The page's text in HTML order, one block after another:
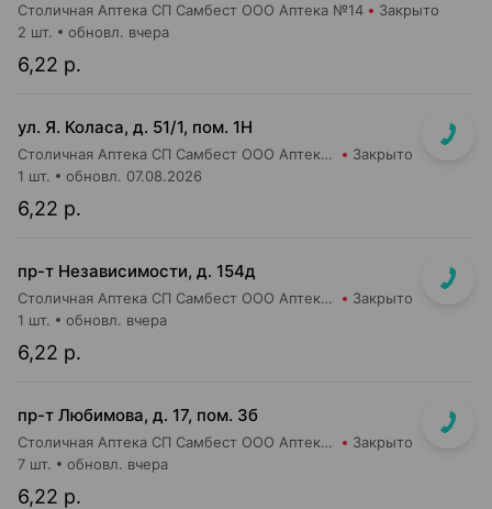
Столичная Аптека СП Самбест ООО Аптека №14 Закрыто
6,22 р.
2 шт. обновл. вчера
ул. Я. Коласа, д. 51/1, пом. 1Н
Столичная Аптека СП Самбест ООО Аптека №1 Закрыто
6,22 р.
1 шт. обновл. 07.08.2026
пр-т Независимости, д. 154д
Столичная Аптека СП Самбест ООО Аптека №28 Закрыто
6,22 р.
1 шт. обновл. вчера
пр-т Любимова, д. 17, пом. 3б
Столичная Аптека СП Самбест ООО Аптека №6 Закрыто
6,22 р.
7 шт. обновл. вчера